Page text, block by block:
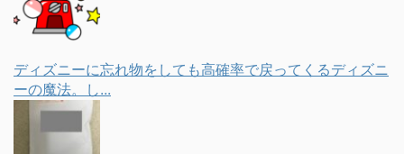
ディズニーに忘れ物をしても高確率で戻ってくるディズニ
ーの魔法。し...